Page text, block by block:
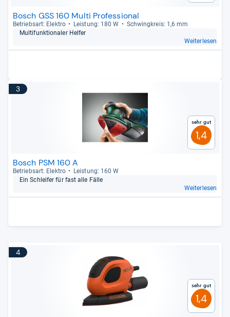
Bosch GSS 160 Multi Professional
Betriebs­art: Elek­tro Leis­tung: 180 W
Schwing­kreis: 1,6 mm
Mul­ti­funk­tio­na­ler Hel­fer
Weiterlesen
3
Sehr gut
1,4
Bosch PSM 160 A
Betriebs­art: Elek­tro
Leis­tung: 160 W
Ein Schlei­fer für fast alle Fälle
Weiterlesen
4
Sehr gut
1,4